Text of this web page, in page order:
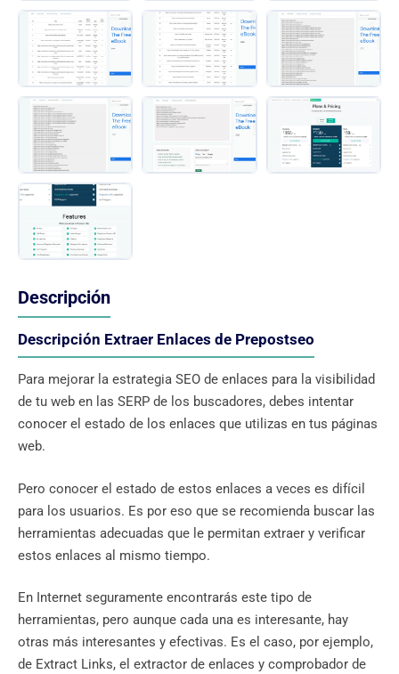
Descripción
Descripción Extraer Enlaces de Prepostseo
Para mejorar la estrategia SEO de enlaces para la visibilidad
de tu web en las SERP de los buscadores, debes intentar
conocer el estado de los enlaces que utilizas en tus páginas
web.
Pero conocer el estado de estos enlaces a veces es difícil
para los usuarios. Es por eso que se recomienda buscar las
herramientas adecuadas que le permitan extraer y verificar
estos enlaces al mismo tiempo.
En Internet seguramente encontrarás este tipo de
herramientas, pero aunque cada una es interesante, hay
otras más interesantes y efectivas. Es el caso, por ejemplo,
de Extract Links, el extractor de enlaces y comprobador de